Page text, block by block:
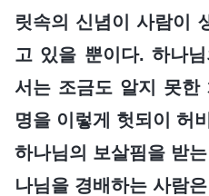
릿속의 신념이 사람이
고 있을 뿐이다. 하나
서는 조금도 알지 못한
명을 이렇게 헛되이 허
하나님의 보살핌을 받
나님을 경배하는 사람